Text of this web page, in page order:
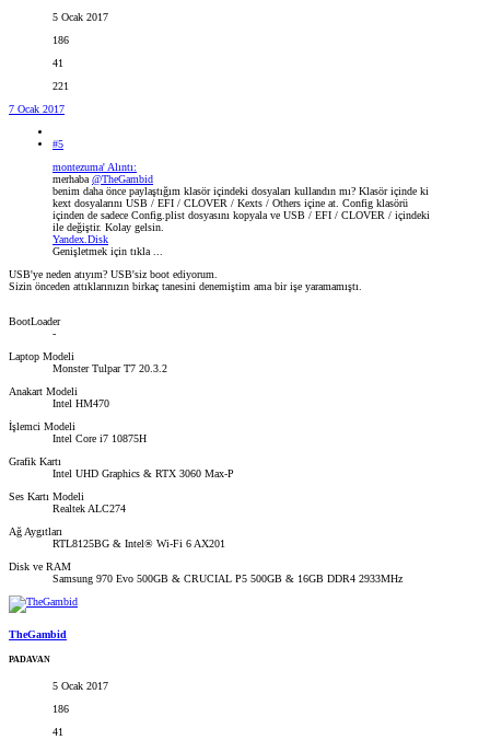
5 Ocak 2017
186
41
221
7 Ocak 2017
#5
montezuma' Alıntı:
merhaba@TheGambid
benim daha önce paylaştığım klasör içindeki dosyaları kullandın mı? Klasör içinde ki
kext dosyalarını USB / EFI / CLOVER / Kexts / Others içine at. Config klasörü
içinden de sadece Config.plist dosyasını kopyala ve USB / EFI / CLOVER / içindeki
ile değiştir. Kolay gelsin.
Yandex.Disk
Genişletmek için tıkla ...
USB'ye neden atıyım? USB'siz boot ediyorum.
Sizin önceden attıklarınızın birkaç tanesini denemiştim ama bir işe yaramamıştı.
BootLoader
-
Laptop Modeli
Monster Tulpar T7 20.3.2
Anakart Modeli
Intel HM470
İşlemci Modeli
Intel Core i7 10875H
Grafik Kartı
Intel UHD Graphics & RTX 3060 Max-P
Ses Kartı Modeli
Realtek ALC274
Ağ Aygıtları
RTL8125BG & Intel® Wi-Fi 6 AX201
Disk ve RAM
Samsung 970 Evo 500GB & CRUCIAL P5 500GB & 16GB DDR4 2933MHz
TheGambid
PADAVAN
5 Ocak 2017
186
41